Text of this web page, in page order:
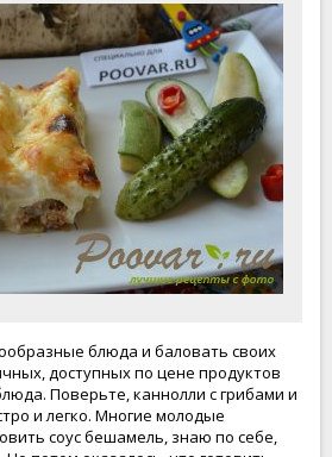
блюда и баловать своих
доступных по цене продуктов
Поверьте, каннолли с грибами и
и легко. Многие молодые
соус бешамель, знаю по себе,